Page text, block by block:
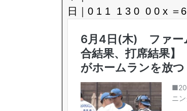
日｜0 1 1 1 3 0 0 0 x ＝6